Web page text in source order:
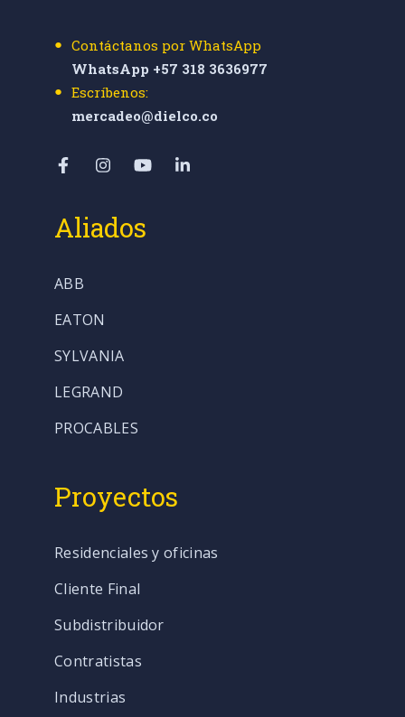
Contáctanos por WhatsApp
WhatsApp +57 318 3636977
Escríbenos:
mercadeo@dielco.co
Aliados
ABB
EATON
SYLVANIA
LEGRAND
PROCABLES
Proyectos
Residenciales y oficinas
Cliente Final
Subdistribuidor
Contratistas
Industrias